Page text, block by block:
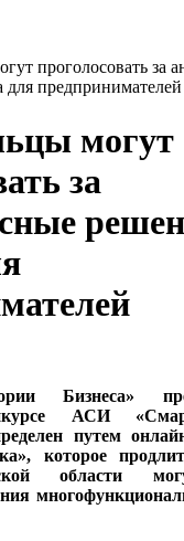
проголосовать за
для предпринимателей
могут
за
Бизнеса»
АСИ
путем
которое
области